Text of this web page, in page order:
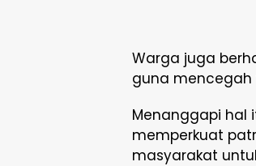
Warga juga
guna mencegah
Menanggapi hal
memperkuat
masyarakat